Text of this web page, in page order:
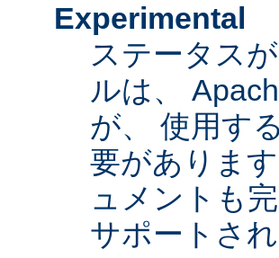
Experimental
ステータス
ルは、
が、 使用す
要がありま
ュメントも
サポートさ